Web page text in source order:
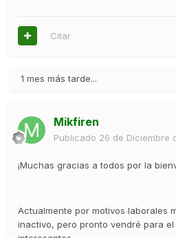
Citar
1 mes más tarde...
Mikfiren
Publicado 26 de Diciembre
¡Muchas gracias a todos por la
Actualmente por motivos laborales
inactivo, pero pronto vendré para